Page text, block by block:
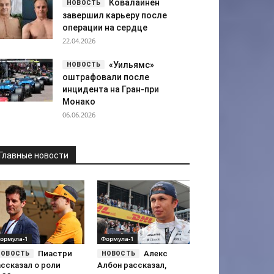
Ковалайнен
завершил карьеру после
операции на сердце
22.04.2026
«Уильямс»
оштрафовали после
инцидента на Гран-при
Монако
06.06.2026
новости
1
Пиастри
о роли
Формула-1
Алекс
Албон рассказал,